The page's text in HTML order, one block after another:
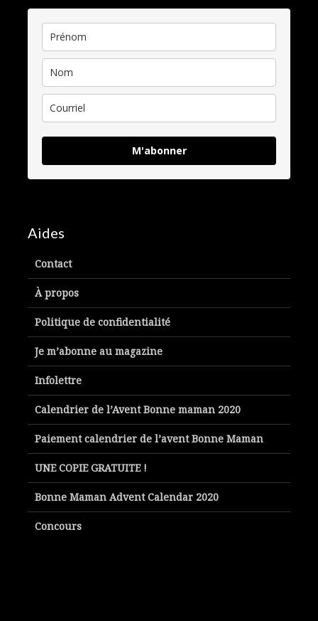
M'abonner
Aides
Contact
À propos
Politique de confidentialité
Je m’abonne au magazine
Infolettre
Calendrier de l’Avent Bonne maman 2020
Paiement calendrier de l’avent Bonne Maman
UNE COPIE GRATUITE !
Bonne Maman Advent Calendar 2020
Concours